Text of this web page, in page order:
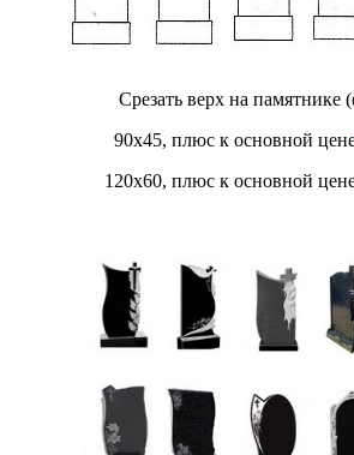
Срезать верх на памятнике
90х45, плюс к основной
120х60, плюс к основной